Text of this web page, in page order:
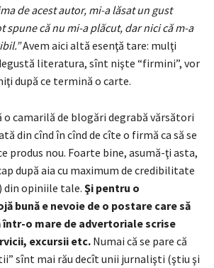
de acest autor, mi-a lăsat un gust
spune că nu mi-a plăcut, dar nici că m-a
Avem aici altă esenţă tare: mulţi
literatura, sînt nişte “firmini”, vor
după ce termină o carte.
o camarilă de blogări degrabă vărsători
din cînd în cînd de cîte o firmă ca să se
produs nou. Foarte bine, asumă-ţi asta,
după aia cu maximum de credibilitate
din opiniile tale. Şi pentru o
bună e nevoie de o postare care să
într-o mare de advertoriale scrise
excursii etc. Numai că se pare că
sînt mai rău decît unii jurnalişti (ştiu şi